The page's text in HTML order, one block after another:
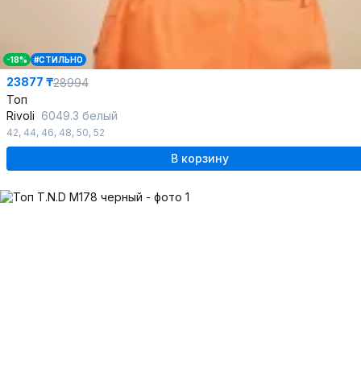
-18% #СТИЛЬНО
23877 ₸28994
Топ
Rivoli 6049.3 белый
42, 44, 46, 48, 50, 52
В корзину